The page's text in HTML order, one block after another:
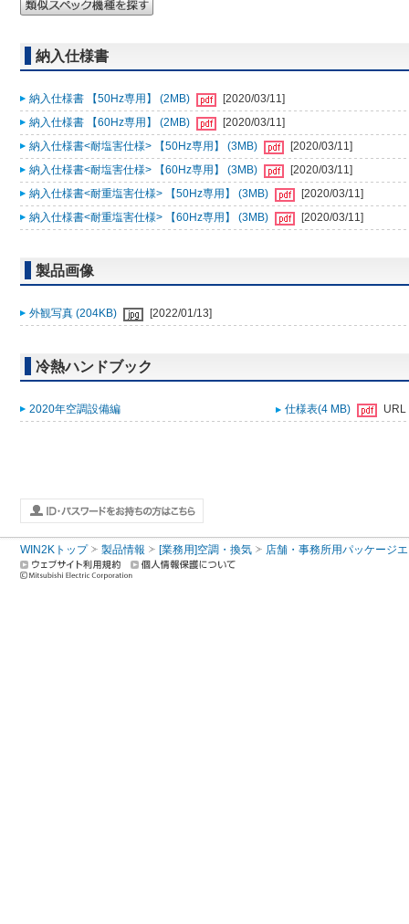
納入仕様書
納入仕様書 【50Hz専用】 (2MB)
[2020/03/11]
納入仕様書 【60Hz専用】 (2MB)
[2020/03/11]
納入仕様書<耐塩害仕様> 【50Hz専用】 (3MB)
[2020/03/11]
納入仕様書<耐塩害仕様> 【60Hz専用】 (3MB)
[2020/03/11]
納入仕様書<耐重塩害仕様> 【50Hz専用】 (3MB)
[2020/03/11]
納入仕様書<耐重塩害仕様> 【60Hz専用】 (3MB)
[2020/03/11]
製品画像
外観写真 (204KB) [2022/01/13]
冷熱ハンドブック
2020年空調設備編 仕様表(4 MB) URL
WIN2Kトップ 製品情報 [業務用]空調・換気 店舗・事務所用パッケージ